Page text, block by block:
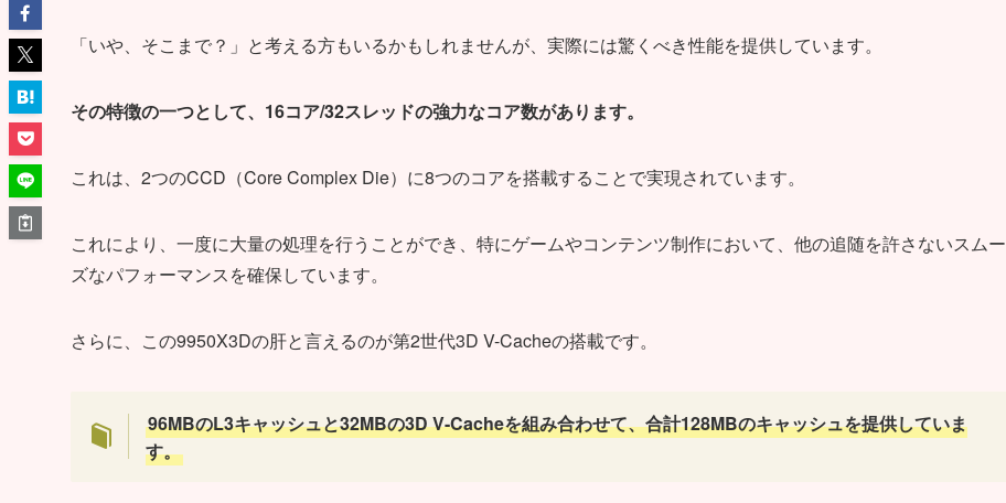
「いや、そこまで？」と考える方もいるかもしれませんが、実際には驚くべき性能を提供しています。
その特徴の一つとして、16コア/32スレッドの強力なコア数があります。
これは、2つのCCD（Core Complex Die）に8つのコアを搭載することで実現されています。
これにより、一度に大量の処理を行うことができ、特にゲームやコンテンツ制作において、他の追随を許さないスムー
ズなパフォーマンスを確保しています。
さらに、この9950X3Dの肝と言えるのが第2世代3D V-Cacheの搭載です。
96MBのL3キャッシュと32MBの3D V-Cacheを組み合わせて、合計128MBのキャッシュを提供していま
す。